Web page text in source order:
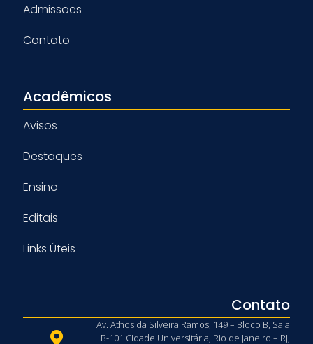
Admissões
Contato
Acadêmicos
Avisos
Destaques
Ensino
Editais
Links Úteis
Contato
Av. Athos da Silveira Ramos, 149 – Bloco B, Sala
B-101 Cidade Universitária, Rio de Janeiro – RJ,